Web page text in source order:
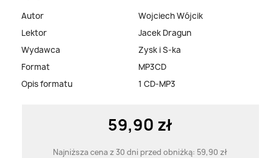
Autor
Wojciech Wójcik
Lektor
Jacek Dragun
Wydawca
Zysk i S-ka
Format
MP3CD
Opis formatu
1 CD-MP3
59,90 zł
Najniższa cena z 30 dni przed obniżką: 59,90 zł